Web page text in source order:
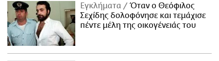
Εγκλήματα
Όταν ο Θεόφιλος
Σεχίδης δολοφόνησε και τεμάχισε
πέντε μέλη της οικογένειάς του